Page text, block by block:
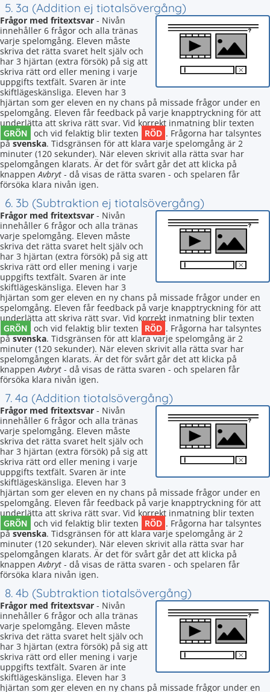
5. 3a (Addition ej tiotalsövergång)
Frågor med fritextsvar - Nivån
innehåller 6 frågor och alla tränas
varje spelomgång. Eleven måste
skriva det rätta svaret helt själv och
har 3 hjärtan (extra försök) på sig att
skriva rätt ord eller mening i varje
uppgifts textfält. Svaren är inte
skiftlägeskänsliga. Eleven har 3
hjärtan som ger eleven en ny chans på missade frågor under en
spelomgång. Eleven får feedback på varje knapptryckning för att
underlätta att skriva rätt svar. Vid korrekt inmatning blir texten
GRÖN och vid felaktig blir texten RÖD . Frågorna har talsyntes
påsvenska. Tidsgränsen för att klara varje spelomgång är 2
minuter (120 sekunder). När eleven skrivit alla rätta svar har
spelomgången klarats. Är det för svårt går det att klicka på
knappenAvbryt - då visas de rätta svaren - och spelaren får
försöka klara nivån igen.
6. 3b (Subtraktion ej tiotalsövergång)
Frågor med fritextsvar - Nivån
innehåller 6 frågor och alla tränas
varje spelomgång. Eleven måste
skriva det rätta svaret helt själv och
har 3 hjärtan (extra försök) på sig att
skriva rätt ord eller mening i varje
uppgifts textfält. Svaren är inte
skiftlägeskänsliga. Eleven har 3
hjärtan som ger eleven en ny chans på missade frågor under en
spelomgång. Eleven får feedback på varje knapptryckning för att
underlätta att skriva rätt svar. Vid korrekt inmatning blir texten
GRÖN och vid felaktig blir texten RÖD . Frågorna har talsyntes
påsvenska. Tidsgränsen för att klara varje spelomgång är 2
minuter (120 sekunder). När eleven skrivit alla rätta svar har
spelomgången klarats. Är det för svårt går det att klicka på
knappenAvbryt - då visas de rätta svaren - och spelaren får
försöka klara nivån igen.
7. 4a (Addition tiotalsövergång)
Frågor med fritextsvar - Nivån
innehåller 6 frågor och alla tränas
varje spelomgång. Eleven måste
skriva det rätta svaret helt själv och
har 3 hjärtan (extra försök) på sig att
skriva rätt ord eller mening i varje
uppgifts textfält. Svaren är inte
skiftlägeskänsliga. Eleven har 3
hjärtan som ger eleven en ny chans på missade frågor under en
spelomgång. Eleven får feedback på varje knapptryckning för att
underlätta att skriva rätt svar. Vid korrekt inmatning blir texten
GRÖN och vid felaktig blir texten RÖD . Frågorna har talsyntes
påsvenska. Tidsgränsen för att klara varje spelomgång är 2
minuter (120 sekunder). När eleven skrivit alla rätta svar har
spelomgången klarats. Är det för svårt går det att klicka på
knappenAvbryt - då visas de rätta svaren - och spelaren får
försöka klara nivån igen.
8. 4b (Subtraktion tiotalsövergång)
Frågor med fritextsvar - Nivån
innehåller 6 frågor och alla tränas
varje spelomgång. Eleven måste
skriva det rätta svaret helt själv och
har 3 hjärtan (extra försök) på sig att
skriva rätt ord eller mening i varje
uppgifts textfält. Svaren är inte
skiftlägeskänsliga. Eleven har 3
hjärtan som ger eleven en ny chans på missade frågor under en